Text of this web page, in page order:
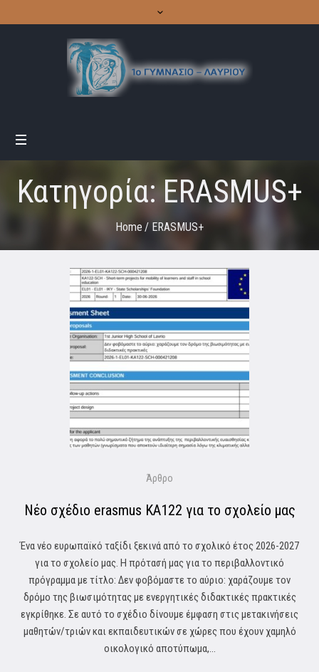
Κατηγορία:ERASMUS+
Home / ERASMUS+
Άρθρο
Νέο σχέδιο erasmus ΚΑ122 για το σχολείο μας
Ένα νέο ευρωπαϊκό ταξίδι ξεκινά από το σχολικό έτος 2026-2027
για το σχολείο μας. Η πρότασή μας για το περιβαλλοντικό
πρόγραμμα με τίτλο: Δεν φοβόμαστε το αύριο: χαράζουμε τον
δρόμο της βιωσιμότητας με ενεργητικές διδακτικές πρακτικές
εγκρίθηκε. Σε αυτό το σχέδιο δίνουμε έμφαση στις μετακινήσεις
μαθητών/τριών και εκπαιδευτικών σε χώρες που έχουν χαμηλό
οικολογικό αποτύπωμα,...